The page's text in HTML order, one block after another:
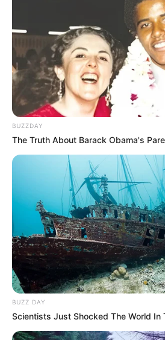
BUZZDAY
The Truth About Barack Obama's
BUZZ DAY
Scientists Just Shocked The World In